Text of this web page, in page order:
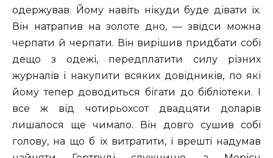
одержував. Йому навіть нікуди буде дівати їх.
Він натрапив на золоте дно, — звідси можна
черпати й черпати. Він вирішив придбати собі
дещо з одежі, передплатити силу різних
журналів і накупити всяких довідників, по які
йому тепер доводиться бігати до бібліотеки. І
все ж від чотирьохсот двадцяти доларів
лишалося ще чимало. Він довго сушив собі
голову, на що б їх витратити, і врешті надумав